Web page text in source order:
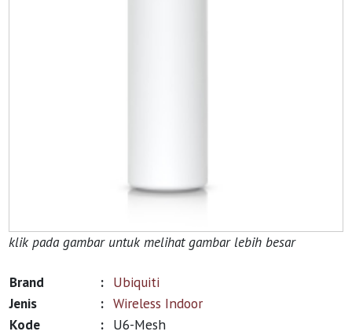
klik pada gambar untuk melihat gambar lebih besar
Brand : Ubiquiti
Jenis
: Wireless Indoor
Kode
: U6-Mesh